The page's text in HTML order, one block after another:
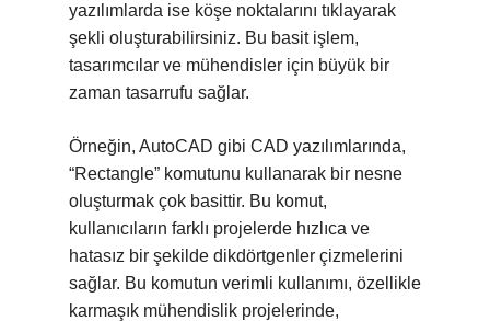
yazılımlarda ise köşe noktalarını tıklayarak
şekli oluşturabilirsiniz. Bu basit işlem,
tasarımcılar ve mühendisler için büyük bir
zaman tasarrufu sağlar.
Örneğin, AutoCAD gibi CAD yazılımlarında,
“Rectangle” komutunu kullanarak bir nesne
oluşturmak çok basittir. Bu komut,
kullanıcıların farklı projelerde hızlıca ve
hatasız bir şekilde dikdörtgenler çizmelerini
sağlar. Bu komutun verimli kullanımı, özellikle
karmaşık mühendislik projelerinde,